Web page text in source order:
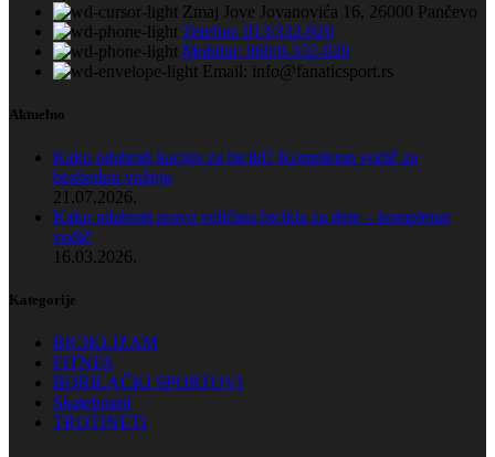
Zmaj Jove Jovanovića 16, 26000 Pančevo
Telefon: 013/332-920
Mobilni: 060/0-332-920
Email: info@fanaticsport.rs
Aktuelno
Kako odabrati kacigu za bicikl? Kompletan vodič za
bezbednu vožnju
21.07.2026.
Kako odabrati pravu veličinu bicikla za dete – kompletan
vodič
16.03.2026.
Kategorije
BICIKLIZAM
FITNES
BORILAČKI SPORTOVI
Skateboard
TROTINETI